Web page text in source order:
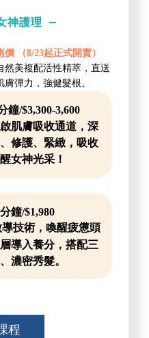
神護理
（8/23起正式開賣）
然美複配活性精萃，直送
彈力，強健髮根。
鐘/$3,300-3,600
肌膚吸收通道，深
修護、緊緻，吸收
女神光采！
鐘/$1,980
技術，喚醒疲憊頭
導入養分，搭配三
濃密秀髮。
程